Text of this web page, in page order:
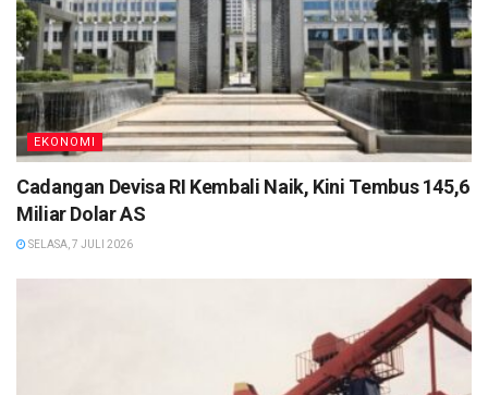
EKONOMI
Cadangan Devisa RI Kembali Naik, Kini Tembus 145,6
Miliar Dolar AS
SELASA, 7 JULI 2026